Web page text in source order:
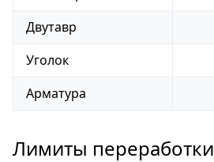
Двутавр
Уголок
Арматура
Лимиты переработки